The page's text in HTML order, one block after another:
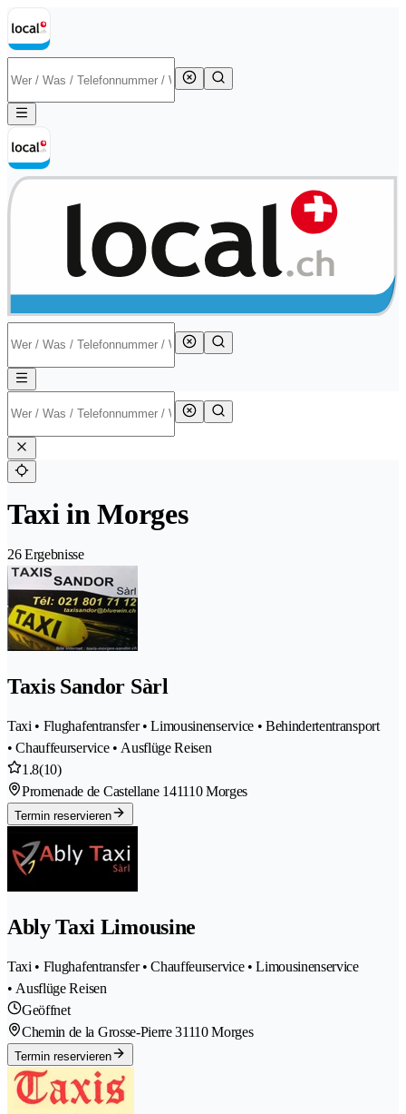
Taxi in Morges
26 Ergebnisse
Taxis Sandor Sàrl
Taxi • Flughafentransfer • Limousinenservice • Behindertentransport
• Chauffeurservice • Ausflüge Reisen
1.8(10)
Promenade de Castellane 141110 Morges
Termin reservieren
Ably Taxi Limousine
Taxi • Flughafentransfer • Chauffeurservice • Limousinenservice
• Ausflüge Reisen
Geöffnet
Chemin de la Grosse-Pierre 31110 Morges
Termin reservieren